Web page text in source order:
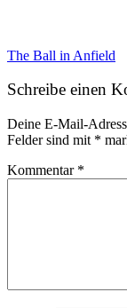
The Ball in Anfield
Schreibe einen
Deine E-Mail-
Felder sind mit *
Kommentar *